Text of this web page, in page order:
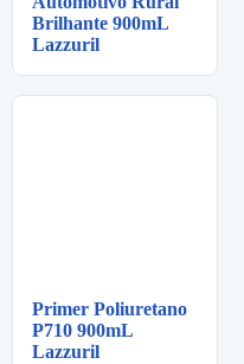
Brilhante 900mL
Lazzuril
Primer Poliuretano
P710 900mL
Lazzuril